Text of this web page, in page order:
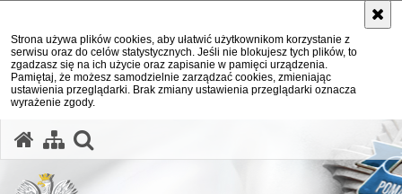
Strona używa plików cookies, aby ułatwić użytkownikom korzystanie z
serwisu oraz do celów statystycznych. Jeśli nie blokujesz tych plików, to
zgadzasz się na ich użycie oraz zapisanie w pamięci urządzenia.
Pamiętaj, że możesz samodzielnie zarządzać cookies, zmieniając
ustawienia przeglądarki. Brak zmiany ustawienia przeglądarki oznacza
wyrażenie zgody.